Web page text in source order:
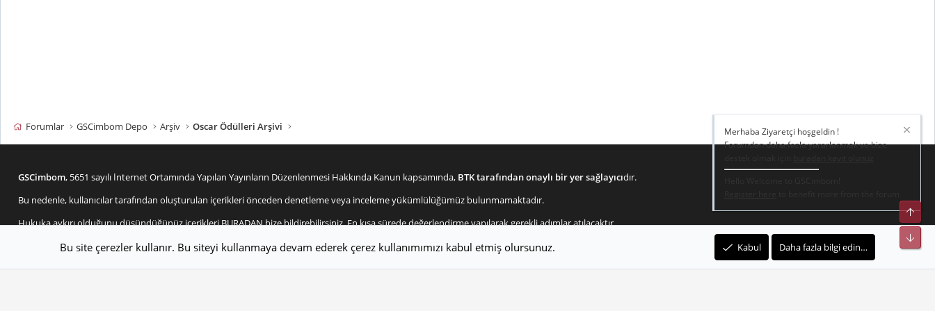
Forumlar GSCimbom Depo Arşiv Oscar Ödülleri Arşivi
GSCimbom, 5651 sayılı İnternet Ortamında Yapılan Yayınların Düzenlenmesi Hakkında Kanun kapsamında, BTK tarafından onaylı bir yer sağlayıcıdır.
Bu nedenle, kullanıcılar tarafından oluşturulan içerikleri önceden denetleme veya inceleme yükümlülüğümüz bulunmamaktadır.
Hukuka aykırı olduğunu düşündüğünüz içerikleriBURADANbize bildirebilirsiniz. En kısa sürede değerlendirme yapılarak gerekli adımlar atılacaktır.
Tema seçici Değiştir genişlik Türkçe (TR) Bize ulaşın Gizlilik Politikası – Gizlilik ve Şartlar Yardım Ana sayfa
R